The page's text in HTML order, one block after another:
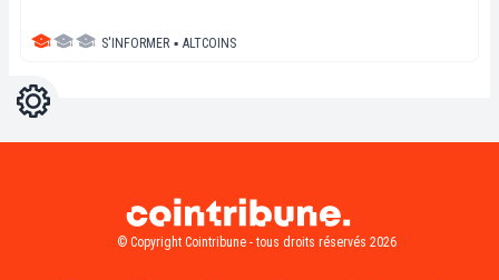
S'INFORMER ▪ ALTCOINS
Réglages
© Copyright Cointribune - tous droits réservés 2026